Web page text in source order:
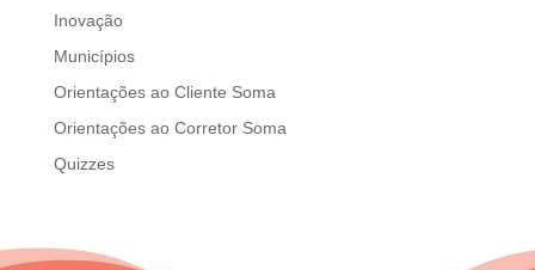
Inovação
Municípios
Orientações ao Cliente Soma
Orientações ao Corretor Soma
Quizzes